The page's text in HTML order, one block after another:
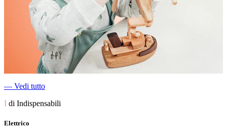
― Vedi tutto
I di Indispensabili
Elettrico